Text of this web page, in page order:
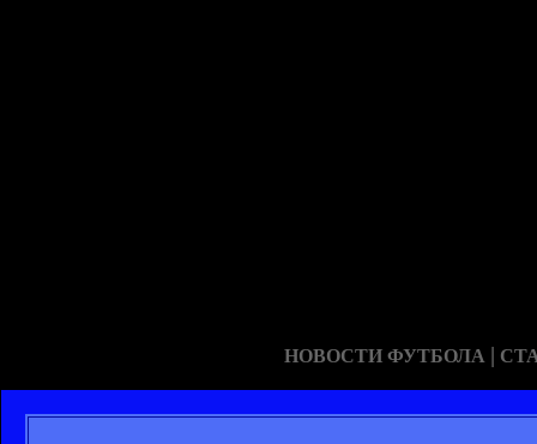
НОВОСТИ ФУТБОЛА |